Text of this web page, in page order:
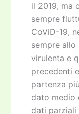
il 2019, ma
sempre
CoViD-19,
sempre allo
virulenta e
precedenti
partenza
dato medio
dati parziali